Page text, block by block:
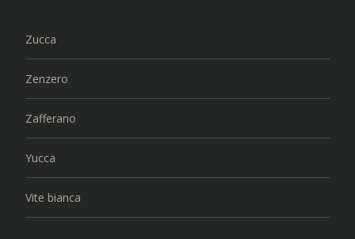
Zucca
Zenzero
Zafferano
Yucca
Vite bianca